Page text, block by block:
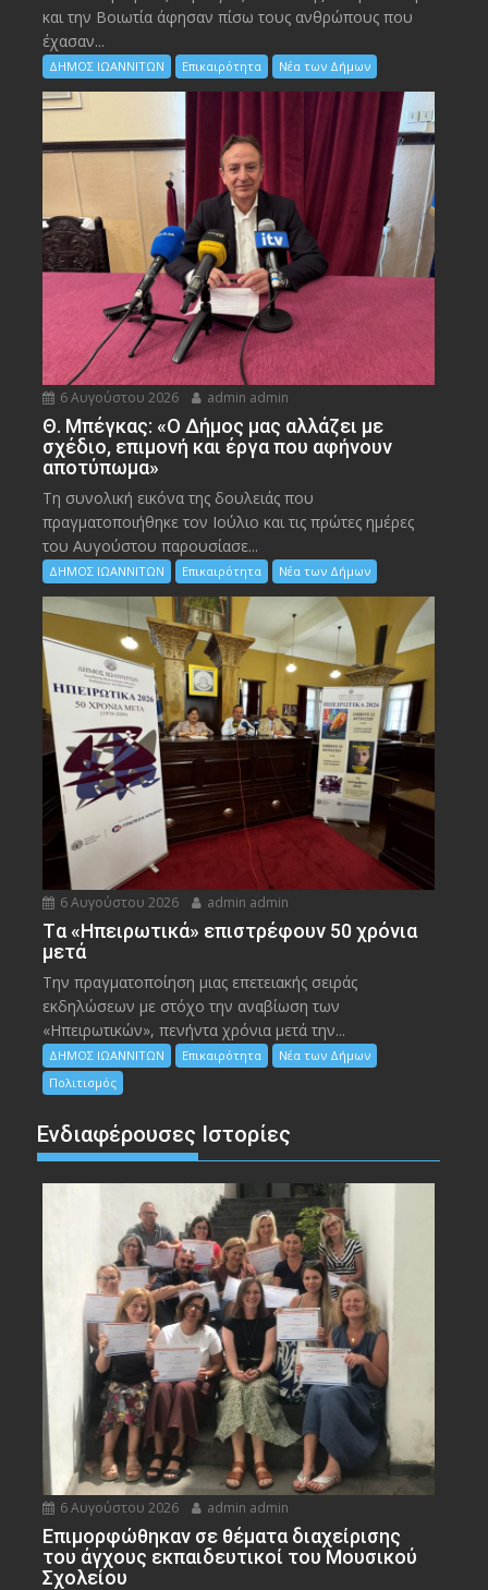
και την Bοιωτία άφησαν πίσω τους ανθρώπους που
έχασαν...
ΔΗΜΟΣ ΙΩΑΝΝΙΤΩΝ Επικαιρότητα Νέα των Δήμων
6 Αυγούστου 2026 admin admin
Θ. Μπέγκας: «Ο Δήμος μας αλλάζει με
σχέδιο, επιμονή και έργα που αφήνουν
αποτύπωμα»
Τη συνολική εικόνα της δουλειάς που
πραγματοποιήθηκε τον Ιούλιο και τις πρώτες ημέρες
του Αυγούστου παρουσίασε...
ΔΗΜΟΣ ΙΩΑΝΝΙΤΩΝ Επικαιρότητα Νέα των Δήμων
6 Αυγούστου 2026 admin admin
Tα «Ηπειρωτικά» επιστρέφουν 50 χρόνια
μετά
Την πραγματοποίηση μιας επετειακής σειράς
εκδηλώσεων με στόχο την αναβίωση των
«Ηπειρωτικών», πενήντα χρόνια μετά την...
ΔΗΜΟΣ ΙΩΑΝΝΙΤΩΝ Επικαιρότητα
Νέα των Δήμων
Πολιτισμός
Ενδιαφέρουσες Ιστορίες
6 Αυγούστου 2026 admin admin
Eπιμορφώθηκαν σε θέματα διαχείρισης
του άγχους εκπαιδευτικοί του Μουσικού
Σχολείου